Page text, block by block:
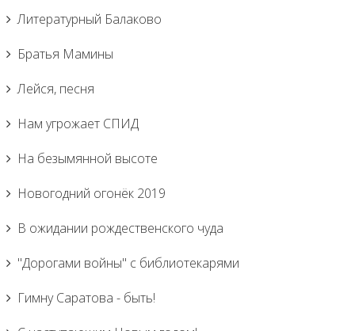
Литературный Балаково
Братья Мамины
Лейся, песня
Нам угрожает СПИД
На безымянной высоте
Новогодний огонёк 2019
В ожидании рождественского чуда
"Дорогами войны" с библиотекарями
Гимну Саратова - быть!